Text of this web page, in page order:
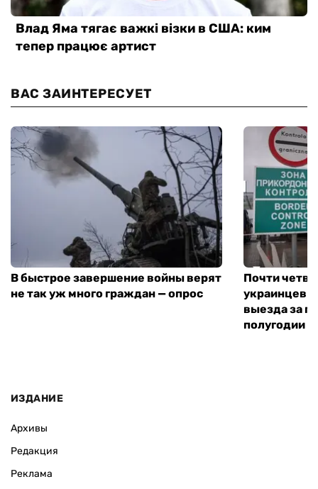
ВАС ЗАИНТЕРЕСУЕТ
В быстрое завершение войны верят
не так уж много граждан — опрос
Почти
украинцев
выезда за
полугодии
ИЗДАНИЕ
Архивы
Редакция
Реклама